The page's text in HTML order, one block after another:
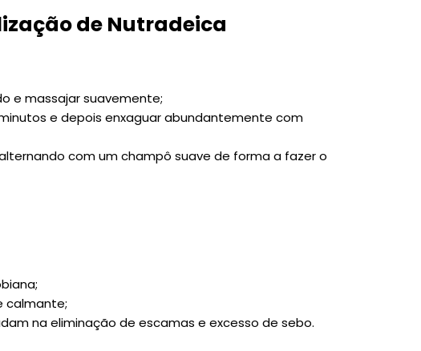
de Nutradeica
e massajar suavemente;
e depois enxaguar abundantemente com
com um champô suave de forma a fazer o
calmante;
na eliminação de escamas e excesso de sebo.